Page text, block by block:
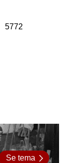
5772
Se tema